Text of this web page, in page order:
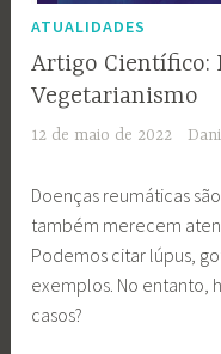
ATUALIDADES
Artigo Científico:
Vegetarianismo
12 de maio de 2022
Doenças reumáticas são
também merecem
Podemos citar lúpus,
exemplos. No entanto,
casos?